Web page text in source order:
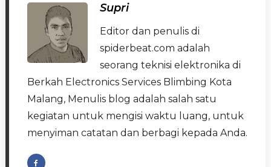
Supri
Editor dan penulis di
spiderbeat.com adalah
seorang teknisi elektronika di
Berkah Electronics Services Blimbing Kota
Malang, Menulis blog adalah salah satu
kegiatan untuk mengisi waktu luang, untuk
menyiman catatan dan berbagi kepada Anda.